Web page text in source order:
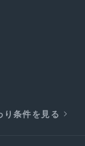
り条件を見る